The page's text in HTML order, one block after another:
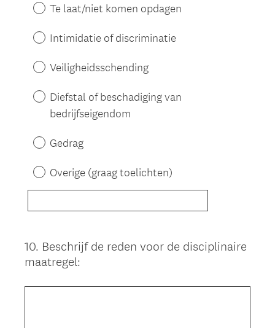
Te laat/niet komen opdagen
Intimidatie of discriminatie
Veiligheidsschending
Diefstal of beschadiging van
bedrijfseigendom
Gedrag
Overige (graag toelichten)
Question
Title
10. Beschrijf de reden voor de disciplinaire
maatregel: